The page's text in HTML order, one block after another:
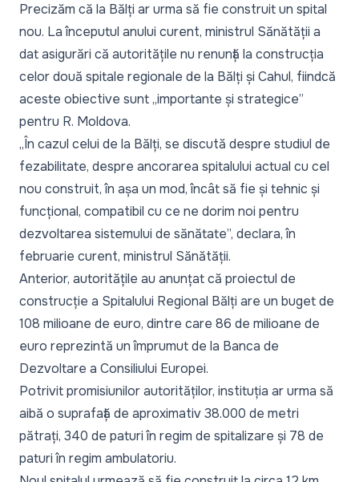
Precizăm că la Bălți ar urma să fie construit un spital
nou. La începutul anului curent, ministrul Sănătății a
dat asigurări că autoritățile nu renunță la construcția
celor două spitale regionale de la Bălți și Cahul, fiindcă
aceste obiective sunt„importante și strategice”
pentru R. Moldova.
„În cazul celui de la Bălți, se discută despre studiul de
fezabilitate, despre ancorarea spitalului actual cu cel
nou construit, în așa un mod, încât să fie și tehnic și
funcțional, compatibil cu ce ne dorim noi pentru
dezvoltarea sistemului de sănătate”, declara, în
februarie curent, ministrul Sănătății.
Anterior, autoritățile au anunțat că proiectul de
construcție a Spitalului Regional Bălți are un buget de
108 milioane de euro, dintre care 86 de milioane de
euro reprezintă un împrumut de la Banca de
Dezvoltare a Consiliului Europei.
Potrivit promisiunilor autorităților, instituția ar urma să
aibă o suprafață de aproximativ 38.000 de metri
pătrați, 340 de paturi în regim de spitalizare și 78 de
paturi în regim ambulatoriu.